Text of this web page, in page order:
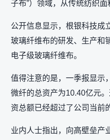
子布”）领域，从传统纺织面
公开信息显示，根银科技成
玻璃纤维布的研发、生产和
电子级玻璃纤维布。
值得注意的是，一季报显示
微纤的总资产为10.40亿元
资总额已经超过了公司当前
业内人士指出，向高壁垒产